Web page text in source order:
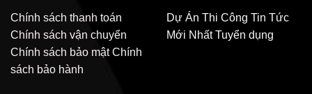
Chính sách thanh toán
Chính sách vận chuyển
Chính sách bảo mật Chính
sách bảo hành
Dự Án Thi Công Tin Tức
Mới Nhất Tuyển dụng